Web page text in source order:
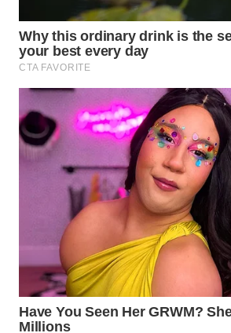
WN
KARO
WN
SIMALUNGUN
LABUHANBATU
TAPANULI
TENGAH
WN DELI
SERDANG